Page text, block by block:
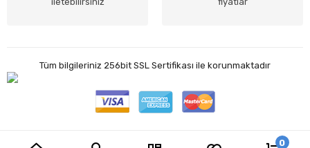
Tüm bilgileriniz 256bit SSL Sertifikası ile korunmaktadır
0